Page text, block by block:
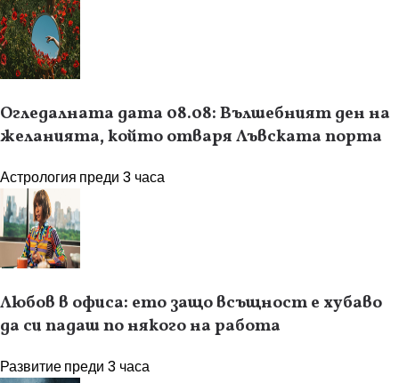
Огледалната дата 08.08: Вълшебният ден на
желанията, който отваря Лъвската порта
Астрология преди 3 часа
Любов в офиса: ето защо всъщност е хубаво
да си падаш по някого на работа
Развитиепреди 3 часа